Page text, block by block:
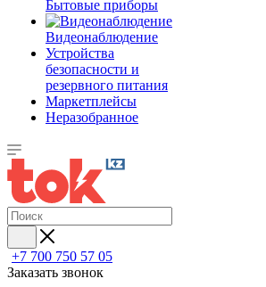
Бытовые приборы
Видеонаблюдение
Устройства
безопасности и
резервного питания
Маркетплейсы
Неразобранное
+7 700 750 57 05
Заказать звонок